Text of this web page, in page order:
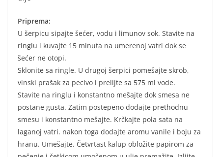
Priprema:
U šerpicu sipajte šećer, vodu i limunov sok. Stavite na
ringlu i kuvajte 15 minuta na umerenoj vatri dok se
šećer ne otopi.
Sklonite sa ringle. U drugoj šerpici pomešajte skrob,
vinski prašak za pecivo i prelijte sa 575 ml vode.
Stavite na ringlu i konstantno mešajte dok smesa ne
postane gusta. Zatim postepeno dodajte prethodnu
smesu i konstantno mešajte. Krčkajte pola sata na
laganoj vatri. nakon toga dodajte aromu vanile i boju za
hranu. Umešajte. Četvrtast kalup obložite papirom za